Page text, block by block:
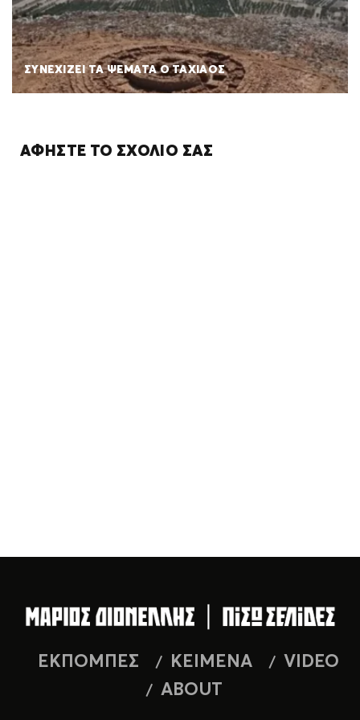
ΣΥΝΕΧΙΖΕΙ ΤΑ ΨΕΜΑΤΑ Ο ΤΑΧΙΑΟΣ
ΑΦΉΣΤΕ ΤΟ ΣΧΌΛΙΌ ΣΑΣ
ΕΚΠΟΜΠΕΣ ΚΕΙΜΕΝΑ
VIDEO
ABOUT